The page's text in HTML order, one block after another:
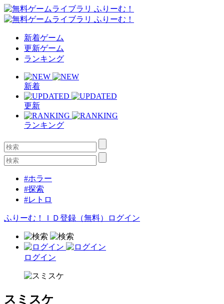
新着ゲーム
更新ゲーム
ランキング
新着
更新
ランキング
#ホラー
#探索
#レトロ
ふりーむ！ＩＤ登録（無料） ログイン
ログイン
スミスケ